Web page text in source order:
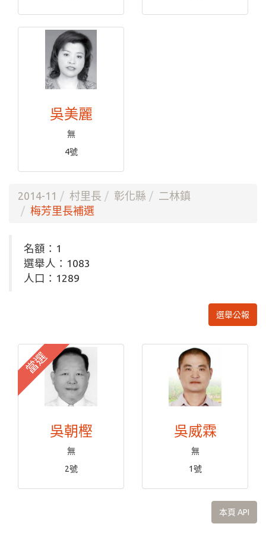
吳美麗
無
4號
2014-11 村里長 彰化縣
二林鎮
梅芳里長補選
名額：1
選舉人：1083
人口：1289
選舉公報
當選
吳朝樫
無
2號
吳威霖
無
1號
本頁 API